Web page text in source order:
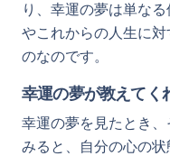
り、幸運の夢は単な
やこれからの人生に
のなのです。
幸運の夢が教えてく
幸運の夢を見たとき
みると、自分の心の